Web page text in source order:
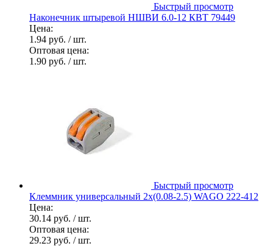
Быстрый просмотр
Наконечник штыревой НШВИ 6.0-12 КВТ 79449
Цена:
1.94 руб. / шт.
Оптовая цена:
1.90 руб. / шт.
Быстрый просмотр
Клеммник универсальный 2х(0.08-2.5) WAGO 222-412
Цена:
30.14 руб. / шт.
Оптовая цена:
29.23 руб. / шт.